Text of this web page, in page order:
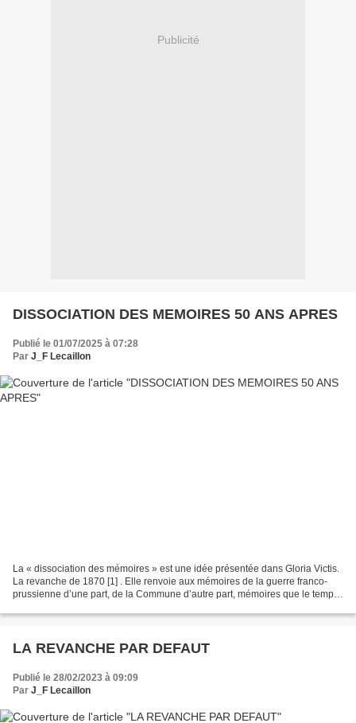
Publicité
DISSOCIATION DES MEMOIRES 50 ANS APRES
Publié le 01/07/2025 à 07:28
Par J_F Lecaillon
La « dissociation des mémoires » est une idée présentée dans Gloria Victis.
La revanche de 1870 [1] . Elle renvoie aux mémoires de la guerre franco-
prussienne d’une part, de la Commune d’autre part, mémoires que le temps,
LA REVANCHE PAR DEFAUT
Publié le 28/02/2023 à 09:09
Par J_F Lecaillon